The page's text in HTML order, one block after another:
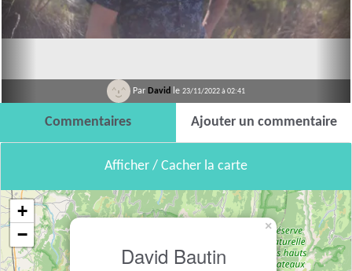
Par David le 23/11/2022 à 02:41
Commentaires Ajouter un commentaire
Afficher / Cacher la carte
David Bautin
×
+
−